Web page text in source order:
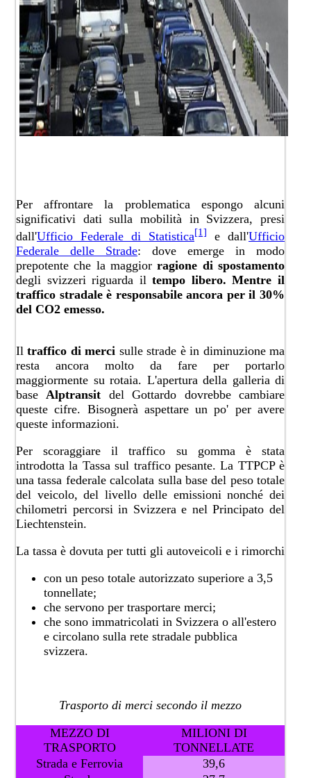
Per affrontare la problematica espongo alcuni
significativi dati sulla mobilità in Svizzera, presi
dall'Ufficio Federale di S​tatistica​[1] e dall'Ufficio
Federale delle Strade: dove emerge in modo
prepotente che la maggiorragione di spostamento
degli svizzeri riguarda iltempo libero. Mentre il
traffico stradale è responsabile ancora per il 30%
del CO2 emesso.​
Iltraffico di merci sulle strade è in diminuzione ma
resta ancora molto da fare per portarlo
maggiormente su rotaia. L'apertura della galleria di
base Alptransit del Gottardo dovrebbe cambiare
queste cifre. Bisognerà aspettare un po' per avere
queste informazioni.
Per scoraggiare il traffico su gomma è stata
introdotta la Tassa sul traffico pesante. La TTPCP è
una tassa federale calcolata sulla base del peso totale
del veicolo, del livello delle emissioni nonché dei
chilometri percorsi in Svizzera e nel Principato del
Liechtenstein.
La tassa è dovuta per tutti gli autoveicoli e i rimorchi
con un peso totale autorizzato superiore a 3,5
tonnellate;
che servono per trasportare merci;
che sono immatricolati in Svizzera o all'estero
e circolano sulla rete stradale pubblica
svizzera.
Trasporto di merci secondo il mezzo
​MEZZO DI
TRASPORTO​
​MILIONI DI
TONNELLATE
Strada e Ferrovia​
​​39,6